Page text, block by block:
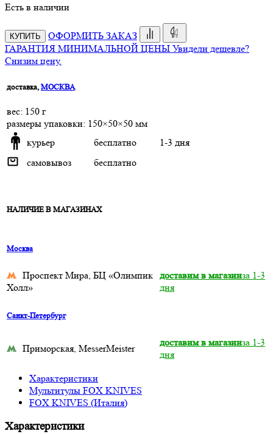
Есть в наличии
КУПИТЬ
ОФОРМИТЬ ЗАКАЗ
ГАРАНТИЯ МИНИМАЛЬНОЙ ЦЕНЫ Увидели дешевле?
Снизим цену.
доставка, МОСКВА
веc: 150 г
размеры упаковки: 150×50×50 мм
курьер
бесплатно
1-3 дня
самовывоз
бесплатно
НАЛИЧИЕ В МАГАЗИНАХ
Москва
Проспект Мира, БЦ «Олимпик
Холл»
доставим в магазинза 1-3
дня
Санкт-Петербург
Приморская, MesserMeister
доставим в магазинза 1-3
дня
Характеристики
Мультитулы FOX KNIVES
FOX KNIVES (Италия)
Характеристики